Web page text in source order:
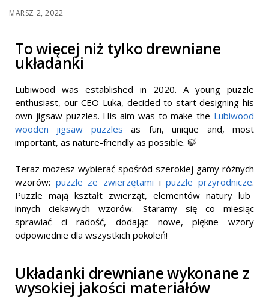
MARSZ 2, 2022
To więcej niż tylko drewniane
układanki
Lubiwood was established in 2020. A young puzzle
enthusiast, our CEO Luka, decided to start designing his
own jigsaw puzzles. His aim was to make the Lubiwood
wooden jigsaw puzzles as fun, unique and, most
important, as nature-friendly as possible. 🍃
Teraz możesz wybierać spośród szerokiej gamy różnych
wzorów: puzzle ze zwierzętami ipuzzle przyrodnicze.
Puzzle mają kształt zwierząt, elementów natury lub
innych ciekawych wzorów. Staramy się co miesiąc
sprawiać ci radość, dodając nowe, piękne wzory
odpowiednie dla wszystkich pokoleń!
Układanki drewniane wykonane z
wysokiej jakości materiałów